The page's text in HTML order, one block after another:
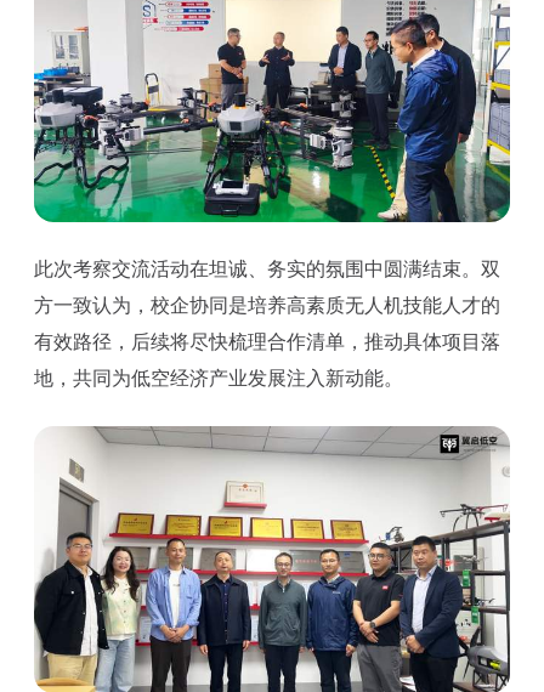
此次考察交流活动在坦诚、务实的氛围中圆满结束。双
方一致认为，校企协同是培养高素质无人机技能人才的
有效路径，后续将尽快梳理合作清单，推动具体项目落
地，共同为低空经济产业发展注入新动能。